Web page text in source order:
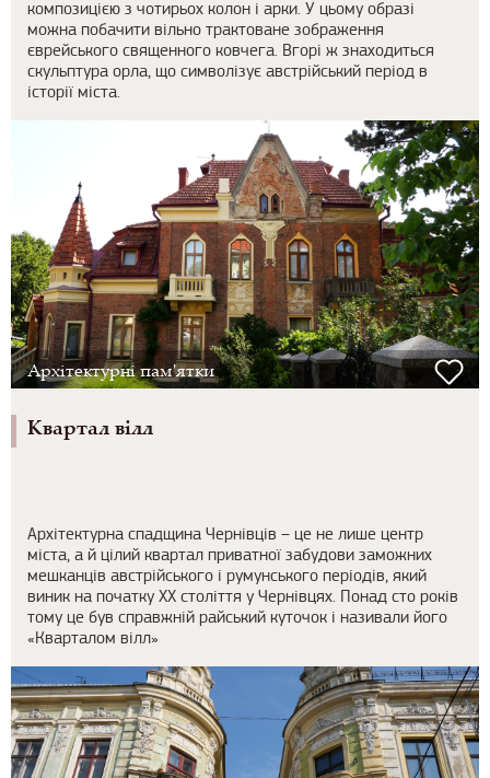
композицією з чотирьох колон і арки. У цьому образі
можна побачити вільно трактоване зображення
єврейського священного ковчега. Вгорі ж знаходиться
скульптура орла, що символізує австрійський період в
історії міста.
Архітектурні пам'ятки
Квартал вілл
Архітектурна спадщина Чернівців – це не лише центр
міста, а й цілий квартал приватної забудови заможних
мешканців австрійського і румунського періодів, який
виник на початку ХХ століття у Чернівцях. Понад сто років
тому це був справжній райський куточок і називали його
«Кварталом вілл»